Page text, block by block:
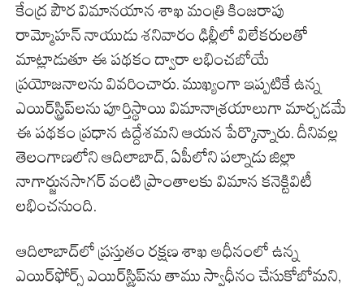
కేంద్ర పౌర విమానయాన శాఖ మంత్రి కింజరాపు
రామ్మోహన్ నాయుడు శనివారం ఢిల్లీలో విలేకరులతో
మాట్లాడుతూ ఈ పథకం ద్వారా లభించబోయే
ప్రయోజనాలను వివరించారు. ముఖ్యంగా ఇప్పటికే ఉన్న
ఎయిర్‌స్ట్రిప్‌లను పూర్తిస్థాయి విమానాశ్రయాలుగా మార్చడమే
ఈ పథకం ప్రధాన ఉద్దేశమని ఆయన పేర్కొన్నారు. దీనివల్ల
తెలంగాణలోని ఆదిలాబాద్, ఏపీలోని పల్నాడు జిల్లా
నాగార్జునసాగర్ వంటి ప్రాంతాలకు విమాన కనెక్టివిటీ
లభించనుంది.
ఆదిలాబాద్‌లో ప్రస్తుతం రక్షణ శాఖ అధీనంలో ఉన్న
ఎయిర్‌ఫోర్స్ ఎయిర్‌స్ట్రిప్‌ను తాము స్వాధీనం చేసుకోబోమని,